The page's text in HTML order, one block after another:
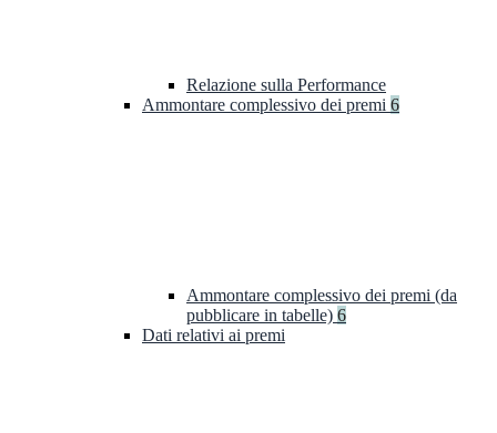
Relazione sulla Performance
Ammontare complessivo dei premi 6
Ammontare complessivo dei premi (da
pubblicare in tabelle) 6
Dati relativi ai premi